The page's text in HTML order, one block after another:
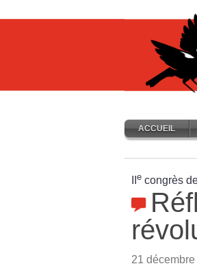
ACCUEIL
e congrès
21